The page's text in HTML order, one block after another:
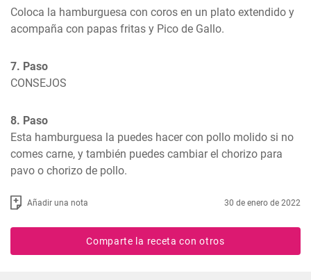
Coloca la hamburguesa con coros en un plato extendido y
acompaña con papas fritas y Pico de Gallo.
7. Paso
CONSEJOS
8. Paso
Esta hamburguesa la puedes hacer con pollo molido si no
comes carne, y también puedes cambiar el chorizo para
pavo o chorizo de pollo.
Añadir una nota 30 de enero de 2022
Comparte la receta con otros